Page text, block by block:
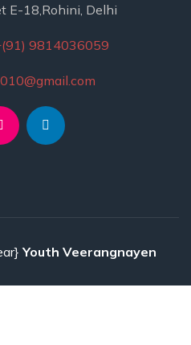
E-18,Rohini, Delhi
9814036059
Youth Veerangnayen